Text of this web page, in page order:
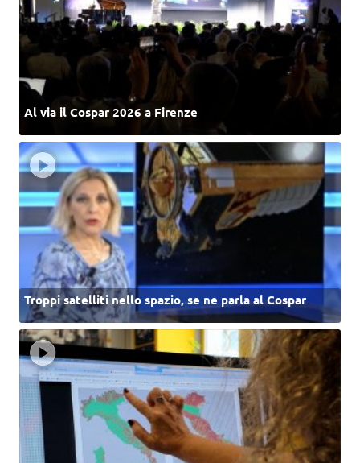
Al via il Cospar 2026 a Firenze
Troppi satelliti nello spazio, se ne parla al Cospar